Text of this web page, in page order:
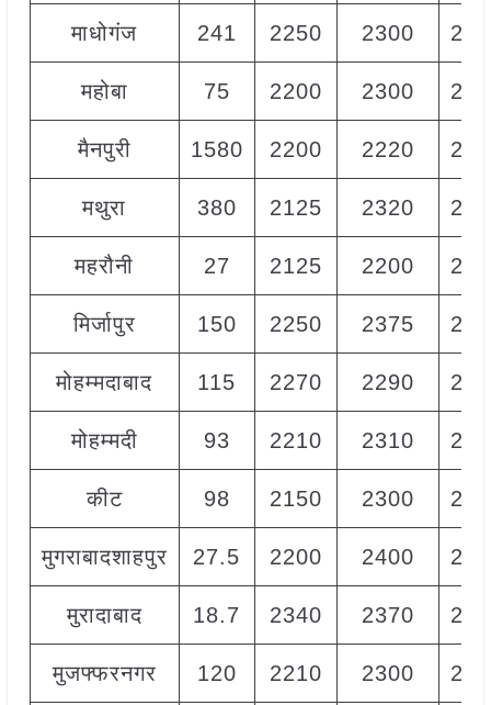
माधोगंज 241 2250 2300
महोबा 75 2200 2300
मैनपुरी 1580 2200 2220
मथुरा 380 2125 2320
महरौनी 27 2125 2200
मिर्जापुर 150 2250 2375
मोहम्मदाबाद 115 2270 2290
मोहम्मदी 93 2210 2310
कीट 98 2150 2300
मुगराबादशाहपुर 27.5 2200 2400
मुरादाबाद 18.7 2340 2370
मुजफ्फरनगर 120 2210 2300